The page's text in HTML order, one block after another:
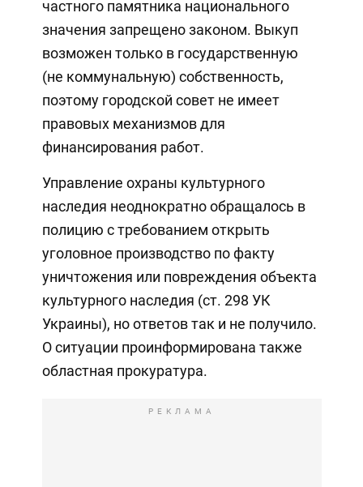
частного памятника национального
значения запрещено законом. Выкуп
возможен только в государственную
(не коммунальную) собственность,
поэтому городской совет не имеет
правовых механизмов для
финансирования работ.
Управление охраны культурного
наследия неоднократно обращалось в
полицию с требованием открыть
уголовное производство по факту
уничтожения или повреждения объекта
культурного наследия (ст. 298 УК
Украины), но ответов так и не получило.
О ситуации проинформирована также
областная прокуратура.
РЕКЛАМА